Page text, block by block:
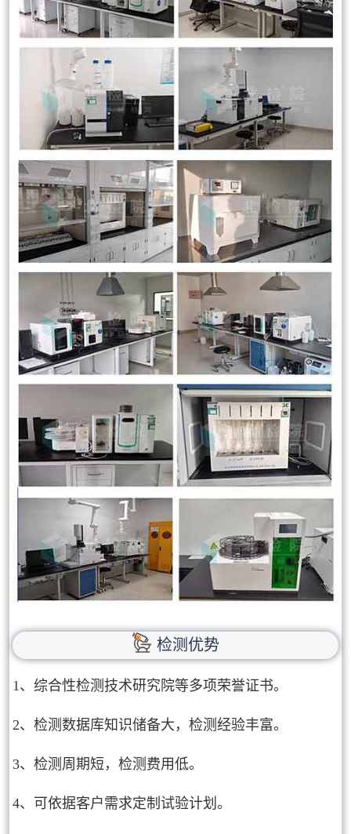
检测优势
1、综合性检测技术研究院等多项荣誉证书。
2、检测数据库知识储备大，检测经验丰富。
3、检测周期短，检测费用低。
4、可依据客户需求定制试验计划。